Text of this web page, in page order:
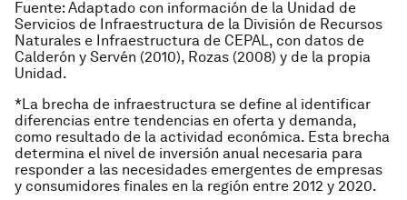
Fuente: Adaptado con información de la Unidad de
Servicios de Infraestructura de la División de Recursos
Naturales e Infraestructura de CEPAL, con datos de
Calderón y Servén (2010), Rozas (2008) y de la propia
Unidad.
*La brecha de infraestructura se define al identificar
diferencias entre tendencias en oferta y demanda,
como resultado de la actividad económica. Esta brecha
determina el nivel de inversión anual necesaria para
responder a las necesidades emergentes de empresas
y consumidores finales en la región entre 2012 y 2020.